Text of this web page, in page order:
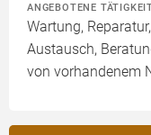
ANGEBOTENE
Wartung,
Austausch,
von vorhandenem